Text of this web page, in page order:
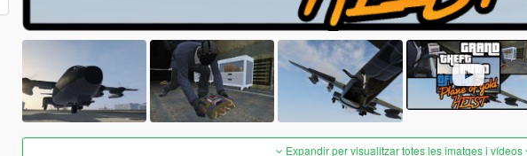
Expandir per visualitzar totes les imatges i vídeos